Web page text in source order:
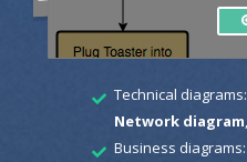
Technical diagrams:
Network diagram
Business diagrams: